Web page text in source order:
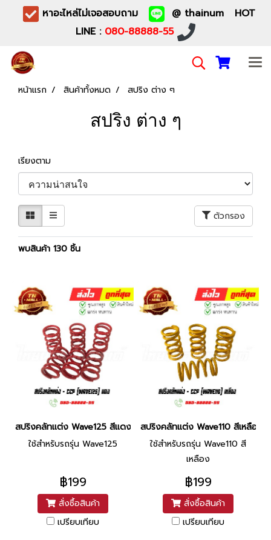
หาอะไหล่ไม่เจอสอบถาม
@ thainum HOT
LINE : 080-88888-55
หน้าแรก สินค้าทั้งหมด สปริง ต่าง ๆ
สปริง ต่าง ๆ
เรียงตาม
ตัวกรอง
พบสินค้า 130 ชิ้น
สปริงคลัทแต่ง Wave125 สีแดง ยี่ห้อ CCP (AF24-10) By ไทยนำอะไ
ใช้สำหรับรถรุ่น Wave125
฿199
สั่งซื้อสินค้า
เปรียบเทียบ
สปริงคลัทแต่ง Wave110 สีเหลือง
ใช้สำหรับรถรุ่น Wave110 สี
เหลือง
฿199
สั่งซื้อสินค้า
เปรียบเทียบ